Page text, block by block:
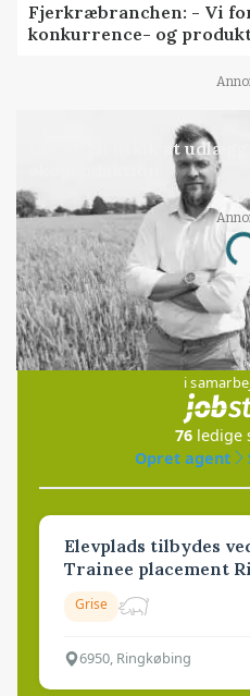
Fjerkræbranchen: - Vi
konkurrence- og
Det er en uskik at
i
76 ledige
Opret agent
Elevplads tilbydes
Trainee placement
Grise
6950, Ringkøbing